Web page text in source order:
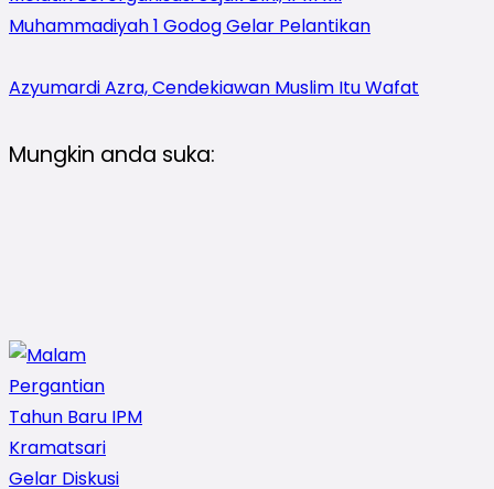
Muhammadiyah 1 Godog Gelar Pelantikan
Azyumardi Azra, Cendekiawan Muslim Itu Wafat
Mungkin anda suka: